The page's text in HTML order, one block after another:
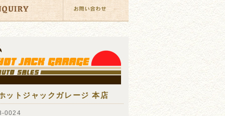
ットジャックガレージ 本店
0024